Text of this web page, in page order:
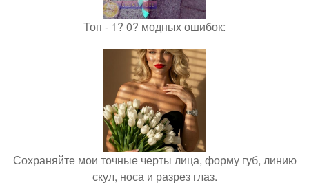
Топ - 1? 0? модных ошибок:
Сохраняйте мои точные черты лица, форму губ, линию
скул, носа и разрез глаз.